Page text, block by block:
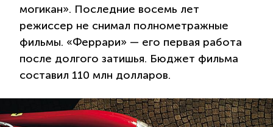
могикан». Последние восемь лет
режиссер не снимал полнометражные
фильмы. «Феррари» — его первая работа
после долгого затишья. Бюджет фильма
составил 110 млн долларов.